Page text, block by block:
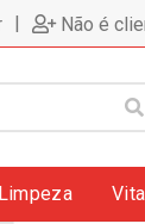
| Não é
Limpeza